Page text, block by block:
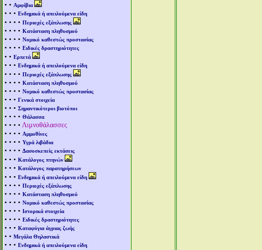
• • Αμφίβια
• • • Ενδημικά ή απειλούμενα είδη
• • • • Περιοχές εξάπλωσης
• • • • Κατάσταση πληθυσμού
• • • • Νομικό καθεστώς προστασίας
• • • • Ειδικές δραστηριότητες
• • Ερπετά
• • • Ενδημικά ή απειλούμενα είδη
• • • • Περιοχές εξάπλωσης
• • • • Κατάσταση πληθυσμού
• • • • Νομικό καθεστώς προστασίας
• • • Γενικά στοιχεία
• • • Σημαντικότεροι βιοτόποι
• • • • Θάλασσα
• • • • Λιμνοθάλασσες
• • • • Αμμοθίνες
• • • • Υγρά λιβάδια
• • • • Δασοσκεπείς εκτάσεις
• • • Κατάλογος πτηνών
• • • Κατάλογος παρατηρήσεων
• • • Ενδημικά ή απειλούμενα είδη
• • • • Περιοχές εξάπλωσης
• • • • Κατάσταση πληθυσμού
• • • • Νομικό καθεστώς προστασίας
• • • • Ιστορικά στοιχεία
• • • • Ειδικές δραστηριότητες
• • • Καταφύγια άγριας ζωής
• • Μεγάλα Θηλαστικά
• • • Ενδημικά ή απειλούμενα είδη